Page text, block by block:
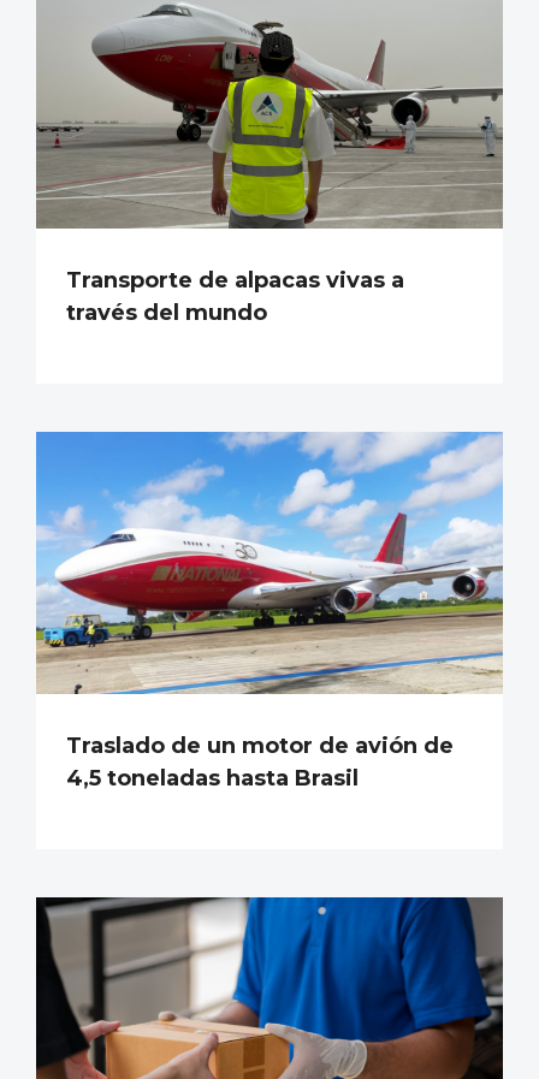
Transporte de alpacas vivas a
través del mundo
Traslado de un motor de avión de
4,5 toneladas hasta Brasil